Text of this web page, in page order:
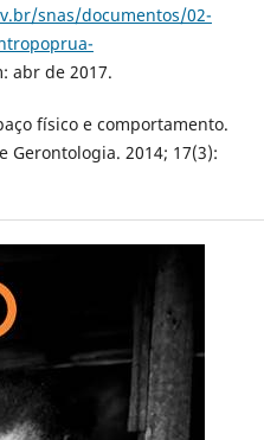
snas/documentos/02-
abr de 2017.
físico e comportamento.
Gerontologia. 2014; 17(3):